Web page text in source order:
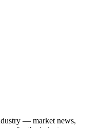
— market news,